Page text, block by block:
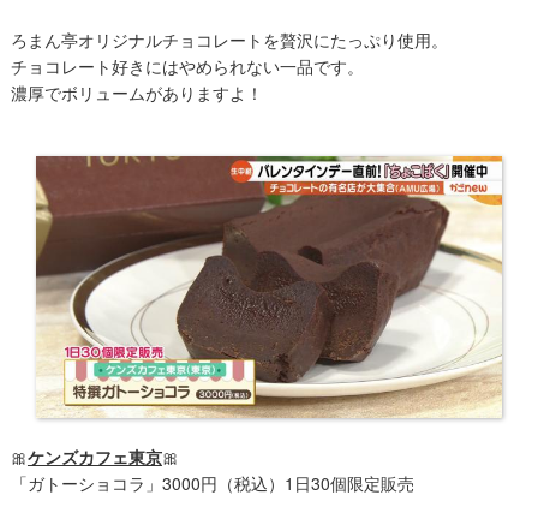
ろまん亭オリジナルチョコレートを贅沢にたっぷり使用。
チョコレート好きにはやめられない一品です。
濃厚でボリュームがありますよ！
🎀ケンズカフェ東京🎀
「ガトーショコラ」3000円（税込）1日30個限定販売